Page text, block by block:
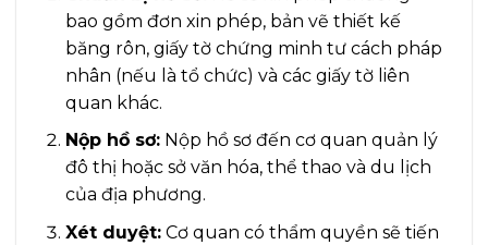
bao gồm đơn xin phép, bản vẽ thiết kế
băng rôn, giấy tờ chứng minh tư cách pháp
nhân (nếu là tổ chức) và các giấy tờ liên
quan khác.
Nộp hồ sơ:Nộp hồ sơ đến cơ quan quản lý
đô thị hoặc sở văn hóa, thể thao và du lịch
của địa phương.
Xét duyệt:Cơ quan có thẩm quyền sẽ tiến